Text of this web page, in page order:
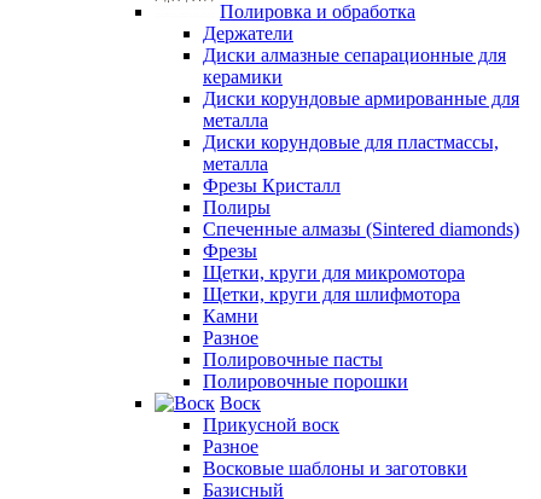
Полировка и обработка
Держатели
Диски алмазные сепарационные для
керамики
Диски корундовые армированные для
металла
Диски корундовые для пластмассы,
металла
Фрезы Кристалл
Полиры
Спеченные алмазы (Sintered diamonds)
Фрезы
Щетки, круги для микромотора
Щетки, круги для шлифмотора
Камни
Разное
Полировочные пасты
Полировочные порошки
Воск
Прикусной воск
Разное
Восковые шаблоны и заготовки
Базисный